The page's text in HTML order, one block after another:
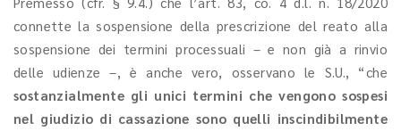
connette la sospensione della prescrizione del reato alla
sospensione dei termini processuali – e non già a rinvio
delle udienze –, è anche vero, osservano le S.U., “che
sostanzialmente gli unici termini che vengono sospesi
nel giudizio di cassazione sono quelli inscindibilmente